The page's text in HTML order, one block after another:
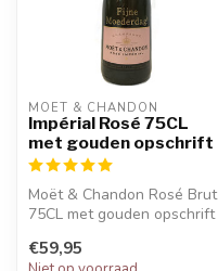
MOËT & CHANDON
Impérial Rosé 75CL
met gouden opschrift
Moët & Chandon Rosé Brut
75CL met gouden opschrift
Snel...
€59,95